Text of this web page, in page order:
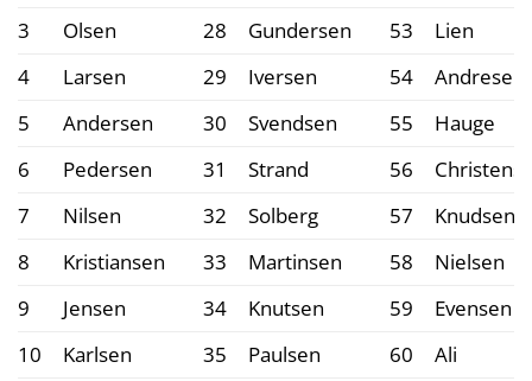
3
Olsen 28 Gundersen 53
Lien
4
Larsen 29 Iversen 54
Andresen
5
Andersen 30 Svendsen 55
Hauge
6
Pedersen 31 Strand 56
7
Nilsen 32 Solberg 57
Knudsen
8
Kristiansen 33 Martinsen 58
Nielsen
9
Jensen 34 Knutsen 59
Evensen
10
Karlsen 35 Paulsen 60
Ali